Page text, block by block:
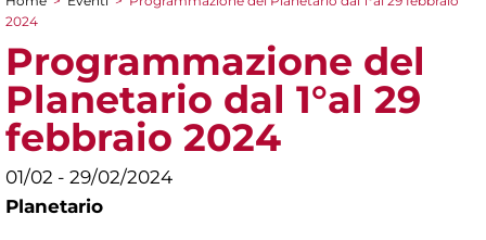
Tu sei qui
2024
Programmazione del
Planetario dal 1°al 29
febbraio 2024
01/02 - 29/02/2024
Planetario